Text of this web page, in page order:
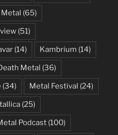
Metal (65)
(51)
(14) Kambrium (14)
Metal (36)
(34) Metal Festival (24)
(25)
Podcast (100)